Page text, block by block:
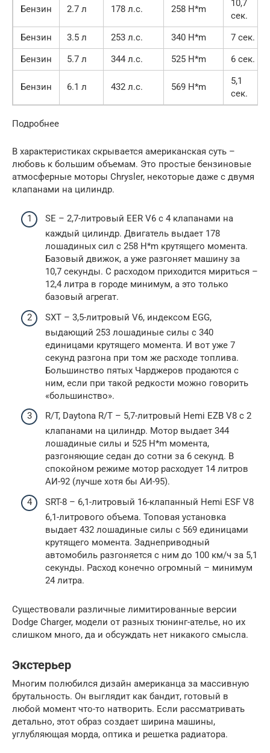
Бензин 2.7 л 178 л.с. 258 H*m
10,7
сек.
Бензин
3.5 л 253 л.с. 340 H*m
7 сек.
Бензин
5.7 л 344 л.с. 525 H*m 6 сек.
Бензин 6.1 л 432 л.с. 569 H*m
5,1
сек.
Подробнее
В характеристиках скрывается американская суть –
любовь к большим объемам. Это простые бензиновые
атмосферные моторы Chrysler, некоторые даже с двумя
клапанами на цилиндр.
SE – 2,7-литровый EER V6 с 4 клапанами на
каждый цилиндр. Двигатель выдает 178
лошадиных сил с 258 H*m крутящего момента.
Базовый движок, а уже разгоняет машину за
10,7 секунды. С расходом приходится мириться –
12,4 литра в городе минимум, а это только
базовый агрегат.
SXT – 3,5-литровый V6, индексом EGG,
выдающий 253 лошадиные силы с 340
единицами крутящего момента. И вот уже 7
секунд разгона при том же расходе топлива.
Большинство пятых Чарджеров продаются с
ним, если при такой редкости можно говорить
«большинство».
R/T, Daytona R/T – 5,7-литровый Hemi EZB V8 с 2
клапанами на цилиндр. Мотор выдает 344
лошадиные силы и 525 H*m момента,
разгоняющие седан до сотни за 6 секунд. В
спокойном режиме мотор расходует 14 литров
АИ-92 (лучше хотя бы АИ-95).
SRT-8 – 6,1-литровый 16-клапанный Hemi ESF V8
6,1-литрового объема. Топовая установка
выдает 432 лошадиные силы с 569 единицами
крутящего момента. Заднеприводный
автомобиль разгоняется с ним до 100 км/ч за 5,1
секунды. Расход конечно огромный – минимум
24 литра.
Существовали различные лимитированные версии
Dodge Charger, модели от разных тюнинг-ателье, но их
слишком много, да и обсуждать нет никакого смысла.
Экстерьер
Многим полюбился дизайн американца за массивную
брутальность. Он выглядит как бандит, готовый в
любой момент что-то натворить. Если рассматривать
детально, этот образ создает ширина машины,
углубляющая морда, оптика и решетка радиатора.